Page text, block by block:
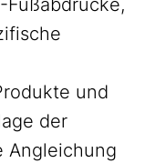
und
der
Angleichung